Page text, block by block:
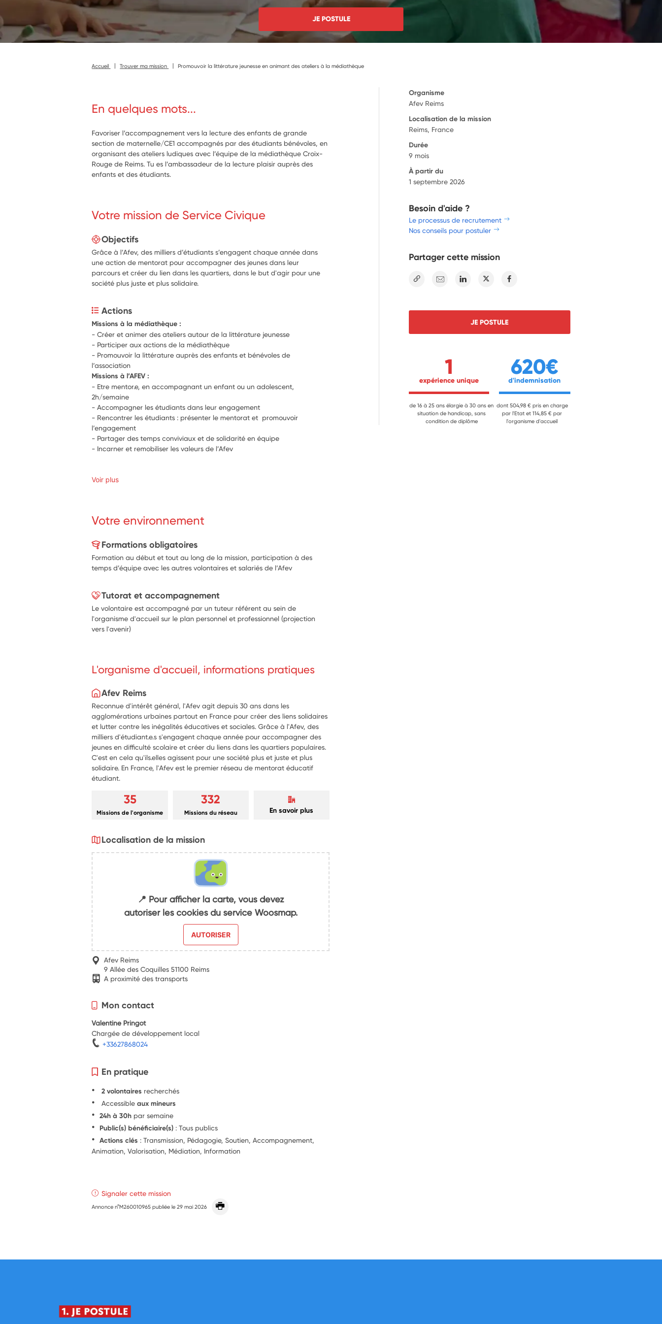
JE POSTULE
Accueil Trouver ma mission Promouvoir la littérature jeunesse en animant des ateliers à la médiathèque
En quelques mots...
Favoriser l’accompagnement vers la lecture des enfants de grande
section de maternelle/CE1 accompagnés par des étudiants bénévoles, en
organisant des ateliers ludiques avec l’équipe de la médiathèque Croix-
Rouge de Reims. Tu es l’ambassadeur de la lecture plaisir auprès des
enfants et des étudiants.
Votre mission de Service Civique
Objectifs
Grâce à l’Afev, des milliers d’étudiants s’engagent chaque année dans
une action de mentorat pour accompagner des jeunes dans leur
parcours et créer du lien dans les quartiers, dans le but d'agir pour une
société plus juste et plus solidaire.
Actions
Missions à la médiathèque :
- Créer et animer des ateliers autour de la littérature jeunesse
- Participer aux actions de la médiathèque
- Promouvoir la littérature auprès des enfants et bénévoles de
l’association
Missions à l’AFEV :
- Etre mentor.e, en accompagnant un enfant ou un adolescent,
2h/semaine
- Accompagner les étudiants dans leur engagement
- Rencontrer les étudiants : présenter le mentorat et  promouvoir
l’engagement
- Partager des temps conviviaux et de solidarité en équipe
- Incarner et remobiliser les valeurs de l’Afev
Voir plus
Votre environnement
Formations obligatoires
Formation au début et tout au long de la mission, participation à des
temps d’équipe avec les autres volontaires et salariés de l’Afev
Tutorat et accompagnement
Le volontaire est accompagné par un tuteur référent au sein de
l'organisme d'accueil sur le plan personnel et professionnel (projection
vers l'avenir)
L'organisme d'accueil, informations pratiques
Afev Reims
Reconnue d'intérêt général, l'Afev agit depuis 30 ans dans les
agglomérations urbaines partout en France pour créer des liens solidaires
et lutter contre les inégalités éducatives et sociales. Grâce à l'Afev, des
milliers d'étudiant.e.s s'engagent chaque année pour accompagner des
jeunes en difficulté scolaire et créer du liens dans les quartiers populaires.
C'est en cela qu'ils.elles agissent pour une société plus et juste et plus
solidaire. En France, l'Afev est le premier réseau de mentorat éducatif
étudiant.
35
Missions de l'organisme
332
Missions du réseau En savoir plus
Localisation de la mission
📍 Pour afficher la carte, vous devez
autoriser les cookies du service Woosmap.
AUTORISER
Afev Reims
9 Allée des Coquilles 51100 Reims
A proximité des transports
Mon contact
Valentine Pringot
Chargée de développement local
+33627868024
En pratique
2 volontaires recherchés
Accessibleaux mineurs
24h à 30h par semaine
Public(s) bénéficiaire(s) : Tous publics
Actions clés : Transmission, Pédagogie, Soutien, Accompagnement,
Animation, Valorisation, Médiation, Information
Signaler cette mission
Annonce n°M260010965 publiée le29 mai 2026
Organisme
Afev Reims
Localisation de la mission
Reims, France
Durée
9 mois
À partir du
1 septembre 2026
Besoin d'aide ?
Le processus de recrutement
Nos conseils pour postuler
Partager cette mission
E-mail Linkedin Twitter
JE POSTULE
1
expérience unique
de 16 à 25 ans élargie à 30 ans en
situation de handicap, sans
condition de diplôme
620€
d'indemnisation
dont 504,98 € pris en charge
par l'Etat et 114,85 € par
l'organisme d'accueil